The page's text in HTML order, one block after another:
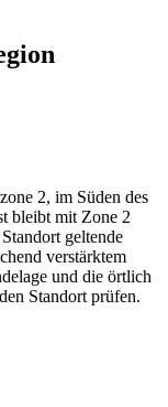
2, im Süden des
bleibt mit Zone 2
geltende
verstärktem
und die örtlich
Standort prüfen.